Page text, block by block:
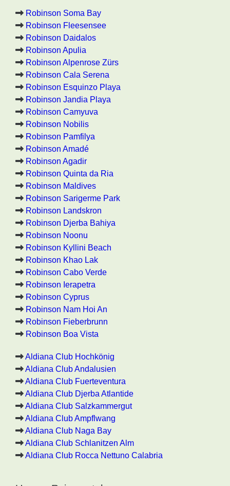
Robinson Soma Bay
Robinson Fleesensee
Robinson Daidalos
Robinson Apulia
Robinson Alpenrose Zürs
Robinson Cala Serena
Robinson Esquinzo Playa
Robinson Jandia Playa
Robinson Camyuva
Robinson Nobilis
Robinson Pamfilya
Robinson Amadé
Robinson Agadir
Robinson Quinta da Ria
Robinson Maldives
Robinson Sarigerme Park
Robinson Landskron
Robinson Djerba Bahiya
Robinson Noonu
Robinson Kyllini Beach
Robinson Khao Lak
Robinson Cabo Verde
Robinson Ierapetra
Robinson Cyprus
Robinson Nam Hoi An
Robinson Fieberbrunn
Robinson Boa Vista
Aldiana Club Hochkönig
Aldiana Club Andalusien
Aldiana Club Fuerteventura
Aldiana Club Djerba Atlantide
Aldiana Club Salzkammergut
Aldiana Club Ampflwang
Aldiana Club Naga Bay
Aldiana Club Schlanitzen Alm
Aldiana Club Rocca Nettuno Calabria